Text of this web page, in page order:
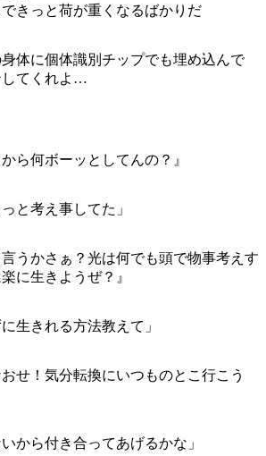
きっと荷が重くなるばかりだ
体に個体識別チップでも埋め込んで
してくれよ…
ら何ボーッとしてんの？』
と考え事してた」
言うかさぁ？光は何でも頭で物事考えす
に生きようぜ？』
生きれる方法教えて」
おせ！気分転換にいつものとこ行こう
から付き合ってあげるかな」